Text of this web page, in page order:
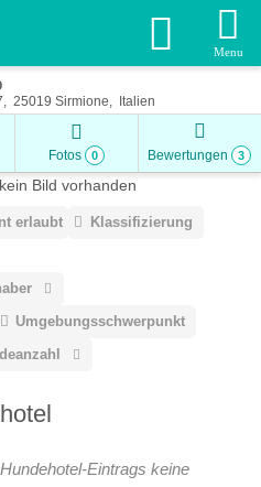
Menu
25019 Sirmione Italien
Fotos 0 Bewertungen 3
erlaubt
Klassifizierung
Umgebungsschwerpunkt
Eintrags keine